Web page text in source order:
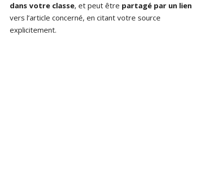
dans votre classe, et peut être partagé par un lien
vers l’article concerné, en citant votre source
explicitement.